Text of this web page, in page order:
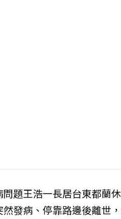
題王浩一長居台東都蘭
發病、停靠路邊後離世